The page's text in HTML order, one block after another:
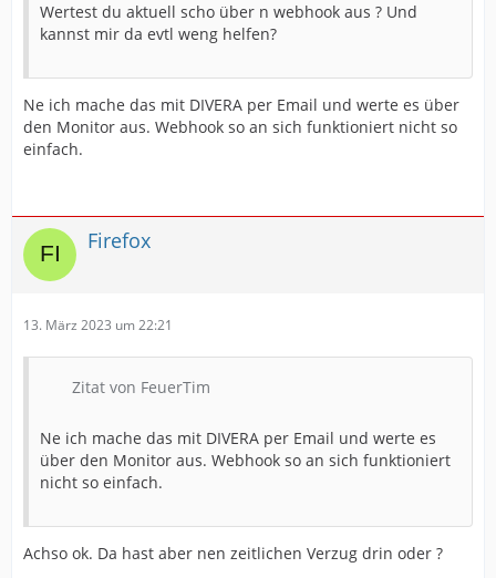
Wertest du aktuell scho über n webhook aus ? Und
kannst mir da evtl weng helfen?
Ne ich mache das mit DIVERA per Email und werte es über
den Monitor aus. Webhook so an sich funktioniert nicht so
einfach.
Firefox
13. März 2023 um 22:21
Zitat von FeuerTim
Ne ich mache das mit DIVERA per Email und werte es
über den Monitor aus. Webhook so an sich funktioniert
nicht so einfach.
Achso ok. Da hast aber nen zeitlichen Verzug drin oder ?